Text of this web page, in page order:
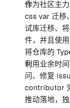
作为社区主
css var 迁移
试库迁移、
件，并且使
将仓库的
利用业余时
问、修复
contributor
推动落地，